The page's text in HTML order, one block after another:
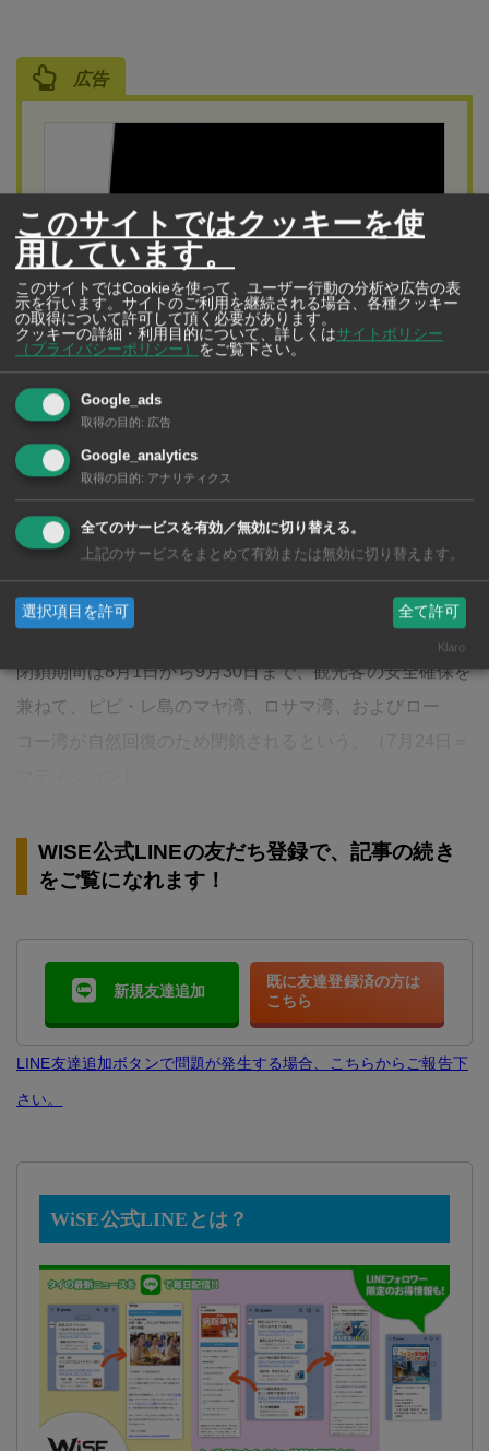
広告
コンピューター屋（INTERSECTION ASIA CO., LTD.）
バンコクでのパソコン修理なら「コンピューター
屋」で決まり！
パソコン修理屋。「パソコン関係のことなら、なんでも
閉鎖期間は8月1日から9月30日まで、観光客の安全確保を
兼ねて、ピピ・レ島のマヤ湾、ロサマ湾、およびロー
WISE公式LINEの友だち登録で、記事の続き
をご覧になれます！
新規友達追加
既に友達登録済の方は
こちら
LINE友達追加ボタンで問題が発生する場合、こちらからご報告下
さい。
WiSE公式LINEとは？
このサイトではクッキーを使
用しています。
このサイトではCookieを使って、ユーザー行動の分析や広告の表
示を行います。サイトのご利用を継続される場合、各種クッキー
の取得について許可して頂く必要があります。
クッキーの詳細・利用目的について、詳しくはサイトポリシー
（プライバシーポリシー）
をご覧下さい。
Google_ads
取得の目的: 広告
Google_analytics
取得の目的: アナリティクス
全てのサービスを有効／無効に切り替える。
上記のサービスをまとめて有効または無効に切り替えます。
選択項目を許可 全て許可
Klaro